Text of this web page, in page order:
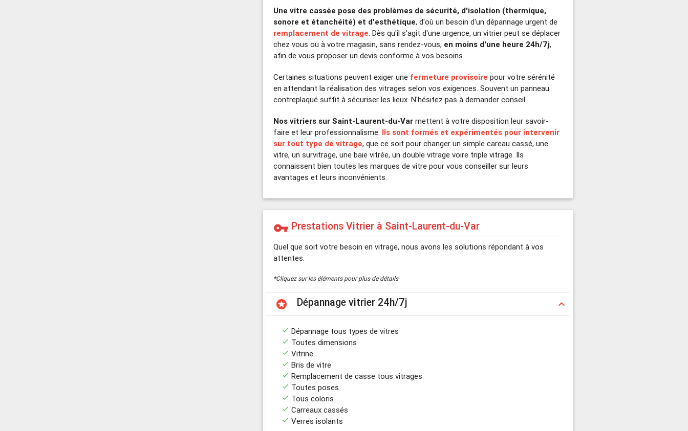
Une vitre cassée pose des problèmes de sécurité, d'isolation (thermique,
sonore et étanchéité) et d'esthétique, d'où un besoin d'un dépannage urgent de
remplacement de vitrage. Dès qu'il s'agit d'une urgence, un vitrier peut se déplacer
chez vous ou à votre magasin, sans rendez-vous, en moins d'une heure 24h/7j,
afin de vous proposer un devis conforme à vos besoins.
Certaines situations peuvent exiger une fermeture provisoire pour votre sérénité
en attendant la réalisation des vitrages selon vos exigences. Souvent un panneau
contreplaqué suffit à sécuriser les lieux. N'hésitez pas à demander conseil.
Nos vitriers sur Saint-Laurent-du-Var mettent à votre disposition leur savoir-
faire et leur professionnalisme. Ils sont formés et expérimentés pour intervenir
sur tout type de vitrage, que ce soit pour changer un simple careau cassé, une
vitre, un survitrage, une baie vitrée, un double vitrage voire triple vitrage. Ils
connaissent bien toutes les marques de vitre pour vous conseiller sur leurs
avantages et leurs inconvénients.
vpn_key Prestations Vitrier à Saint-Laurent-du-Var
Quel que soit votre besoin en vitrage, nous avons les solutions répondant à vos
attentes.
*Cliquez sur les éléments pour plus de détails
stars keyboard_arrow_up
Dépannage vitrier 24h/7j
done Dépannage tous types de vitres
done Toutes dimensions
done Vitrine
done Bris de vitre
done Remplacement de casse tous vitrages
done Toutes poses
done Tous coloris
done Carreaux cassés
done Verres isolants